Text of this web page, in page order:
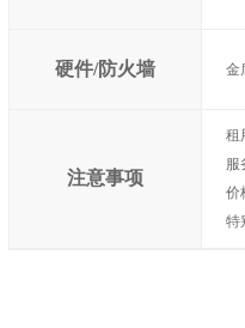
硬件/防火墙 金
注意事项
租
服
价
特